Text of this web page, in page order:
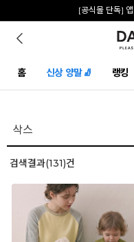
[공식몰 단독]
홈 신상 양말🧦 랭킹
검색결과(131)건